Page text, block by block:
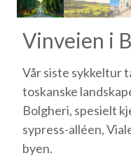
Vinveien i
Vår siste sykkeltur
toskanske
Bolgheri, spesielt
sypress-alléen,
byen.